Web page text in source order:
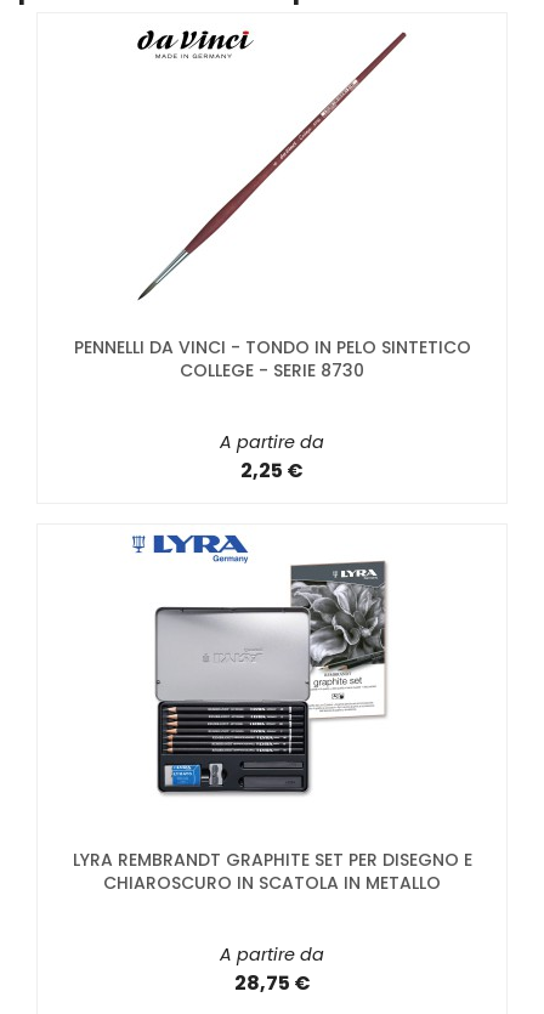
PENNELLI DA VINCI - TONDO IN PELO SINTETICO
COLLEGE - SERIE 8730
A partire da
2,25 €
LYRA REMBRANDT GRAPHITE SET PER DISEGNO E
CHIAROSCURO IN SCATOLA IN METALLO
A partire da
28,75 €